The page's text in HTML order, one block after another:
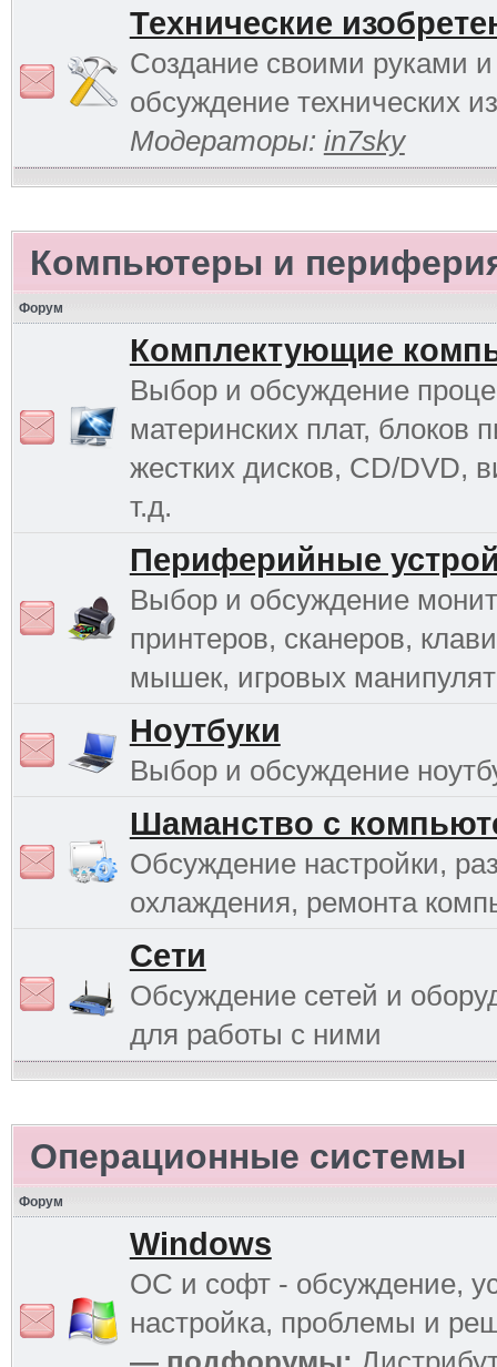
Технические
Создание своими руками и
обсуждение технических
Модераторы: in7sky
Компьютеры и
Форум
Комплектующие
Выбор и обсуждение
материнских плат, блоков
жестких дисков, CD/DVD,
т.д.
Периферийные
Выбор и обсуждение
принтеров, сканеров,
мышек, игровых
Ноутбуки
Выбор и обсуждение
Шаманство с
Обсуждение настройки,
охлаждения, ремонта
Сети
Обсуждение сетей и
для работы с ними
Операционные системы
Форум
Windows
ОС и софт - обсуждение,
настройка, проблемы и